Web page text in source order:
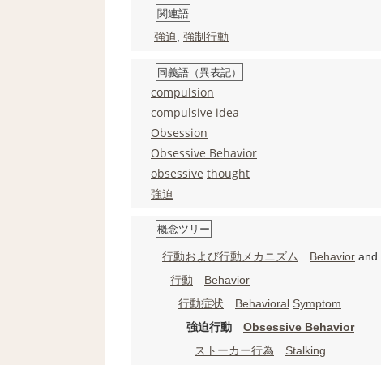
関連語
強迫 強制行動
同義語（異表記）
compulsion
compulsive idea
Obsession
Obsessive Behavior
obsessive thought
強迫
概念ツリー
行動および行動 メカニズム Behavior and
行動
Behavior
行動症状 Behavioral Symptom
強迫行動 Obsessive Behavior
ストーカー行為 Stalking